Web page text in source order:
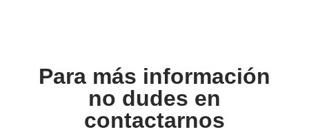
Para más información
no dudes en
contactarnos